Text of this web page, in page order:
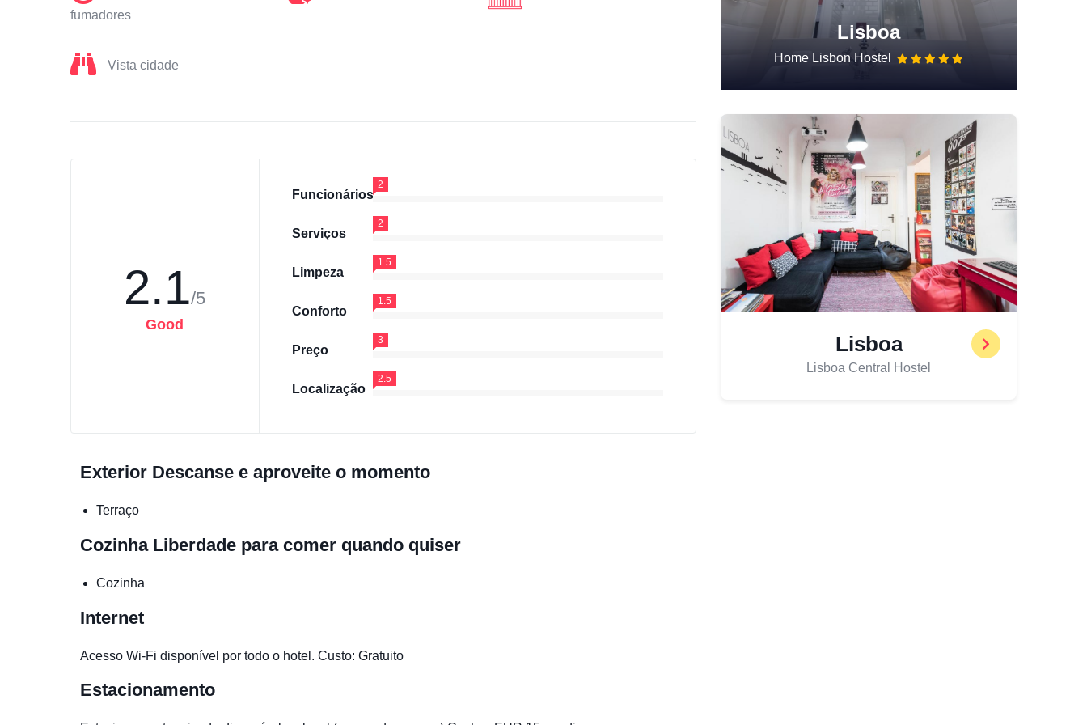
fumadores
Vista cidade
2.1/5
Good
Funcionários
2
Serviços
2
Limpeza
1.5
Conforto
1.5
Preço
3
Localização
2.5
Exterior Descanse e aproveite o momento
Terraço
Cozinha Liberdade para comer quando quiser
Cozinha
Internet
Acesso Wi-Fi disponível por todo o hotel. Custo: Gratuito
Estacionamento
Lisboa
Home Lisbon Hostel
Lisboa
Lisboa Central Hostel